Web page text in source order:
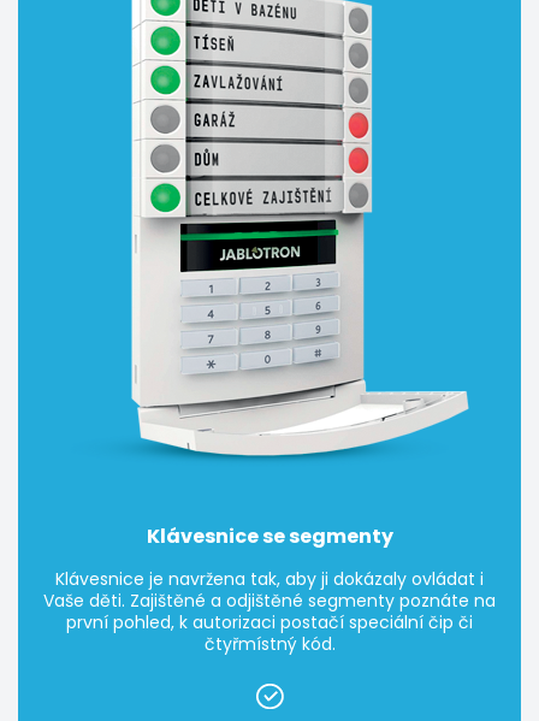
Klávesnice se segmenty
Klávesnice je navržena tak, aby ji dokázaly ovládat i
Vaše děti. Zajištěné a odjištěné segmenty poznáte na
první pohled, k autorizaci postačí speciální čip či
čtyřmístný kód.